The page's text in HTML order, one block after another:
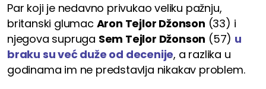
Par koji je nedavno privukao veliku pažnju,
britanski glumac Aron Tejlor Džonson (33) i
njegova supruga Sem Tejlor Džonson (57) u
braku su već duže od decenije, a razlika u
godinama im ne predstavlja nikakav problem.